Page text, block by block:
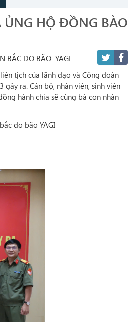
ỦNG HỘ ĐỒNG BÀO
BẮC DO BÃO YAGI
tịch của lãnh đạo và Công đoàn
ra. Cán bộ, nhân viên, sinh viên
hành chia sẽ cùng bà con nhân
do bão YAGI